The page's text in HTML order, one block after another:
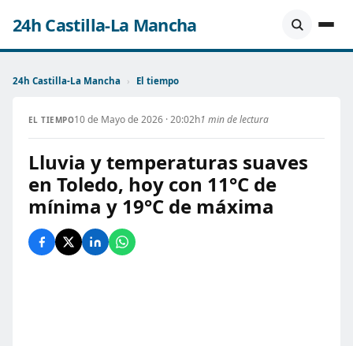
24h Castilla-La Mancha
24h Castilla-La Mancha › El tiempo
EL TIEMPO10 de Mayo de 2026 · 20:02h1 min de lectura
Lluvia y temperaturas suaves
en Toledo, hoy con 11°C de
mínima y 19°C de máxima